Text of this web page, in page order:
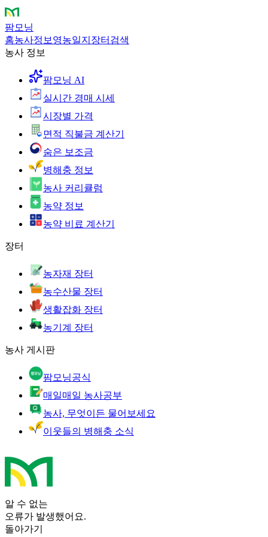
팜모닝
홈농사정보 영농일지 장터 검색
농사 정보
팜모닝 AI
실시간 경매 시세
시장별 가격
면적 직불금 계산기
숨은 보조금
병해충 정보
농사 커리큘럼
농약 정보
농약 비료 계산기
장터
농자재 장터
농수산물 장터
생활잡화 장터
농기계 장터
농사 게시판
팜모닝공식
매일매일 농사공부
농사, 무엇이든 물어보세요
이웃들의 병해충 소식
알 수 없는
오류가 발생했어요.
돌아가기